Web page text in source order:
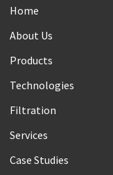
Home
About Us
Products
Technologies
Filtration
Services
Case Studies